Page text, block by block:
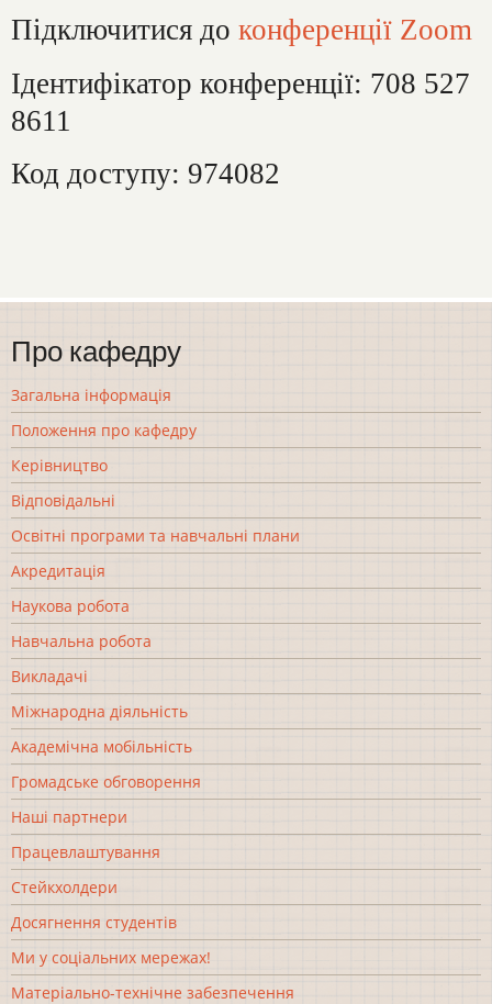
Підключитися до конференції Zoom
Ідентифікатор конференції: 708 527
8611
Код доступу: 974082
Про кафедру
Загальна інформація
Положення про кафедру
Керівництво
Відповідальні
Освітні програми та навчальні плани
Акредитація
Наукова робота
Навчальна робота
Викладачі
Міжнародна діяльність
Академічна мобільність
Громадське обговорення
Наші партнери
Працевлаштування
Стейкхолдери
Досягнення студентів
Ми у соціальних мережах!
Матеріально-технічне забезпечення